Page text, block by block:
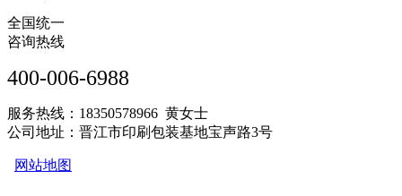
全国统一
咨询热线
400-006-6988
服务热线：18350578966 黄女士
公司地址：晋江市印刷包装基地宝声路3号
网站地图